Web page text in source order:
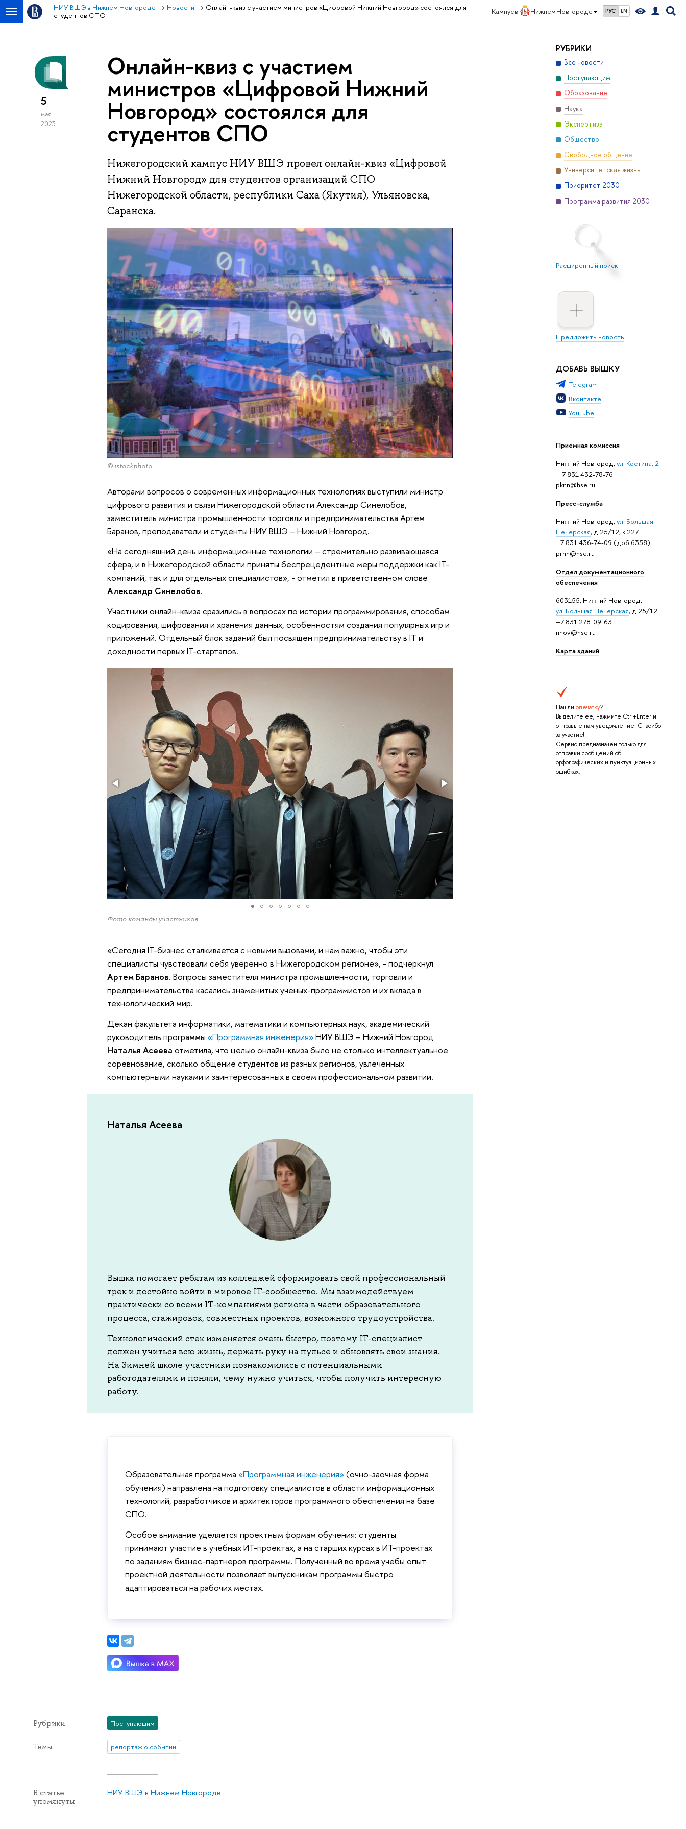
Кампус в Нижнем Новгороде РУС EN
НИУ ВШЭ в Нижнем Новгороде Новости
Онлайн-квиз с участием министров «Цифровой Нижний Новгород» состоялся для
студентов СПО
РУБРИКИ
Все новости
Поступающим
Образование
Наука
Экспертиза
Общество
Свободное общение
Университетская жизнь
Приоритет 2030
Программа развития 2030
Расширенный поиск
Предложить новость
ДОБАВЬ ВЫШКУ
Telegram
Вконтакте
YouTube
Приемная комиссия
Нижний Новгород,ул. Костина, 2
+ 7 831 432-78-76
pknn@hse.ru
Пресс-служба
Нижний Новгород,ул. Большая
Печерская, д.25/12, к.227
+7 831 436-74-09 (доб.6358)
prnn@hse.ru
Отдел документационного
обеспечения
603155, Нижний Новгород,
ул. Большая Печерская, д.25/12
+7 831 278-09-63
nnov@hse.ru
Карта зданий
Нашли опечатку?
Выделите её, нажмите Ctrl+Enter и
отправьте нам уведомление. Спасибо
за участие!
Сервис предназначен только для
отправки сообщений об
орфографических и пунктуационных
ошибках.
5
мая
2023
Онлайн-квиз с участием
министров «Цифровой Нижний
Новгород» состоялся для
студентов СПО
Нижегородский кампус НИУ ВШЭ провел онлайн-квиз «Цифровой
Нижний Новгород» для студентов организаций СПО
Нижегородской области, республики Саха (Якутия), Ульяновска,
Саранска.
© istockphoto
Авторами вопросов о современных информационных технологиях выступили министр
цифрового развития и связи Нижегородской области Александр Синелобов,
заместитель министра промышленности торговли и предпринимательства Артем
Баранов, преподаватели и студенты НИУ ВШЭ – Нижний Новгород.
«На сегодняшний день информационные технологии – стремительно развивающаяся
сфера, и в Нижегородской области приняты беспрецедентные меры поддержки как IT-
компаний, так и для отдельных специалистов», - отметил в приветственном слове
Александр Синелобов.
Участники онлайн-квиза сразились в вопросах по истории программирования, способам
кодирования, шифрования и хранения данных, особенностям создания популярных игр и
приложений. Отдельный блок заданий был посвящен предпринимательству в IT и
доходности первых IT-стартапов.
Фото команды участников
«Сегодня IT-бизнес сталкивается с новыми вызовами, и нам важно, чтобы эти
специалисты чувствовали себя уверенно в Нижегородском регионе», - подчеркнул
Артем Баранов. Вопросы заместителя министра промышленности, торговли и
предпринимательства касались знаменитых ученых-программистов и их вклада в
технологический мир.
Декан факультета информатики, математики и компьютерных наук, академический
руководитель программы «Программная инженерия»НИУ ВШЭ – Нижний Новгород
Наталья Асеева отметила, что целью онлайн-квиза было не столько интеллектуальное
соревнование, сколько общение студентов из разных регионов, увлеченных
компьютерными науками и заинтересованных в своем профессиональном развитии.
Наталья Асеева
Вышка помогает ребятам из колледжей сформировать свой профессиональный
трек и достойно войти в мировое IT-сообщество. Мы взаимодействуем
практически со всеми IT-компаниями региона в части образовательного
процесса, стажировок, совместных проектов, возможного трудоустройства.
Технологический стек изменяется очень быстро, поэтому IT-специалист
должен учиться всю жизнь, держать руку на пульсе и обновлять свои знания.
На Зимней школе участники познакомились с потенциальными
работодателями и поняли, чему нужно учиться, чтобы получить интересную
работу.
Образовательная программа «Программная инженерия»(очно-заочная форма
обучения) направлена на подготовку специалистов в области информационных
технологий, разработчиков и архитекторов программного обеспечения на базе
СПО.
Особое внимание уделяется проектным формам обучения: студенты
принимают участие в учебных ИТ-проектах, а на старших курсах в ИТ-проектах
по заданиям бизнес-партнеров программы. Полученный во время учебы опыт
проектной деятельности позволяет выпускникам программы быстро
адаптироваться на рабочих местах.
Рубрики Поступающим
Темы репортаж о событии
В статье
упомянуты
НИУ ВШЭ в Нижнем Новгороде